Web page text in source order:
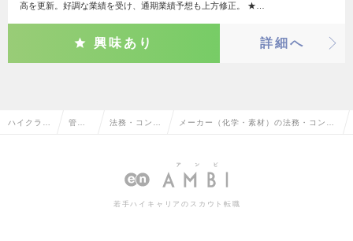
高を更新。好調な業績を受け、通期業績予想も上方修正。 ★…
興味あり 詳細へ
ハイクラス 管理 法務・コンプ メーカー（化学・素材）の法務・コンプ
若手ハイキャリアのスカウト転職